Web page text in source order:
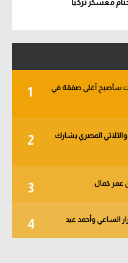
معسكر تركيا
1
سأصبح أغلى صفقة في
2
الجول - الأهلي يبدأ من دور الـ 32.. والثلاثي المصري يشارك
3 عمر كمال
4 الساعي وأحمد عيد